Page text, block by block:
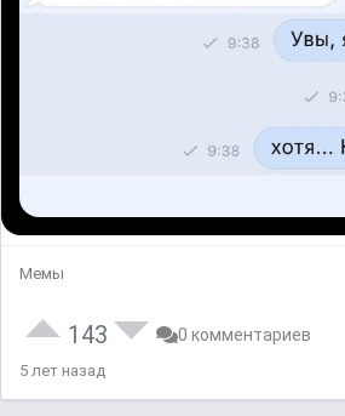
Мемы
143 0 комментариев
5 лет назад